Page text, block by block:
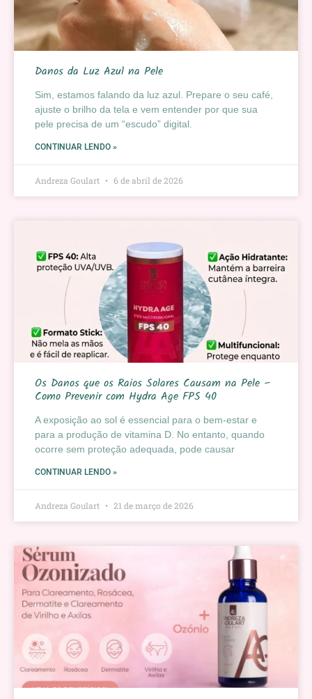
Danos da Luz Azul na Pele
Sim, estamos falando da luz azul. Prepare o seu café,
ajuste o brilho da tela e vem entender por que sua
pele precisa de um “escudo” digital.
CONTINUAR LENDO »
Andreza Goulart 6 de abril de 2026
Os Danos que os Raios Solares Causam na Pele –
Como Prevenir com Hydra Age FPS 40
A exposição ao sol é essencial para o bem-estar e
para a produção de vitamina D. No entanto, quando
ocorre sem proteção adequada, pode causar
CONTINUAR LENDO »
Andreza Goulart 21 de março de 2026